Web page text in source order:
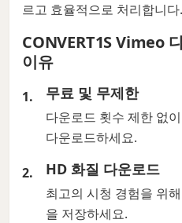
르고 효율적으로 처리합니다.
CONVERT1S Vimeo
이유
무료 및 무제한
다운로드 횟수 제한 없
다운로드하세요.
HD 화질 다운로드
최고의 시청 경험을 위
을 저장하세요.